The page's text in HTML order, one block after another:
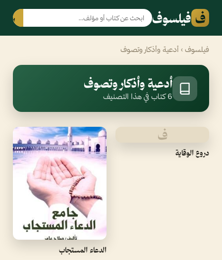
ف فيلسوف بحث
فيلسوف › أدعية وأذكار وتصوف
أدعية وأذكار وتصوف
6 كتاب في هذا التصنيف
ف
دروع الوقاية
الدعاء المستجاب